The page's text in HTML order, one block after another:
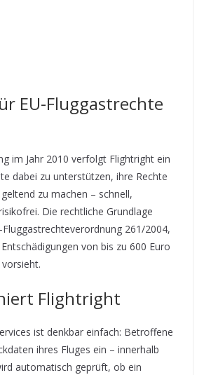
EU-Fluggastrechte
im Jahr 2010 verfolgt Flightright ein
dabei zu unterstützen, ihre Rechte
zu machen – schnell,
Die rechtliche Grundlage
261/2004,
von bis zu 600 Euro
Flightright
ist denkbar einfach: Betroffene
ihres Fluges ein – innerhalb
automatisch geprüft, ob ein